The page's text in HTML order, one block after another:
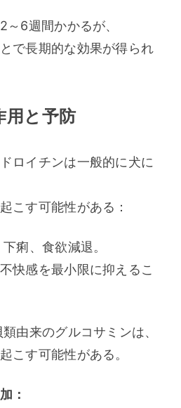
6週間かかるが、
で長期的な効果が得られ
用と予防
ロイチンは一般的に犬に
こす可能性がある：
痢、食欲減退。
快感を最小限に抑えるこ
類由来のグルコサミンは、
こす可能性がある。
：